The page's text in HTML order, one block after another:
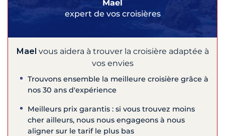
Mael
expert de vos croisières
Mael vous aidera à trouver la croisière adaptée à
vos envies
Trouvons ensemble la meilleure croisière grâce à
nos 30 ans d'expérience
Meilleurs prix garantis : si vous trouvez moins
cher ailleurs, nous nous engageons à nous
aligner sur le tarif le plus bas